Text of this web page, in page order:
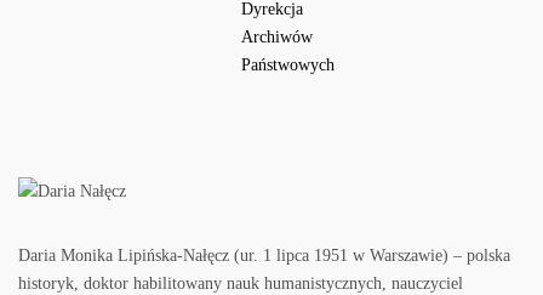
Daria Monika Lipińska-Nałęcz (ur. 1 lipca 1951 w Warszawie) – polska
historyk, doktor habilitowany nauk humanistycznych, nauczyciel